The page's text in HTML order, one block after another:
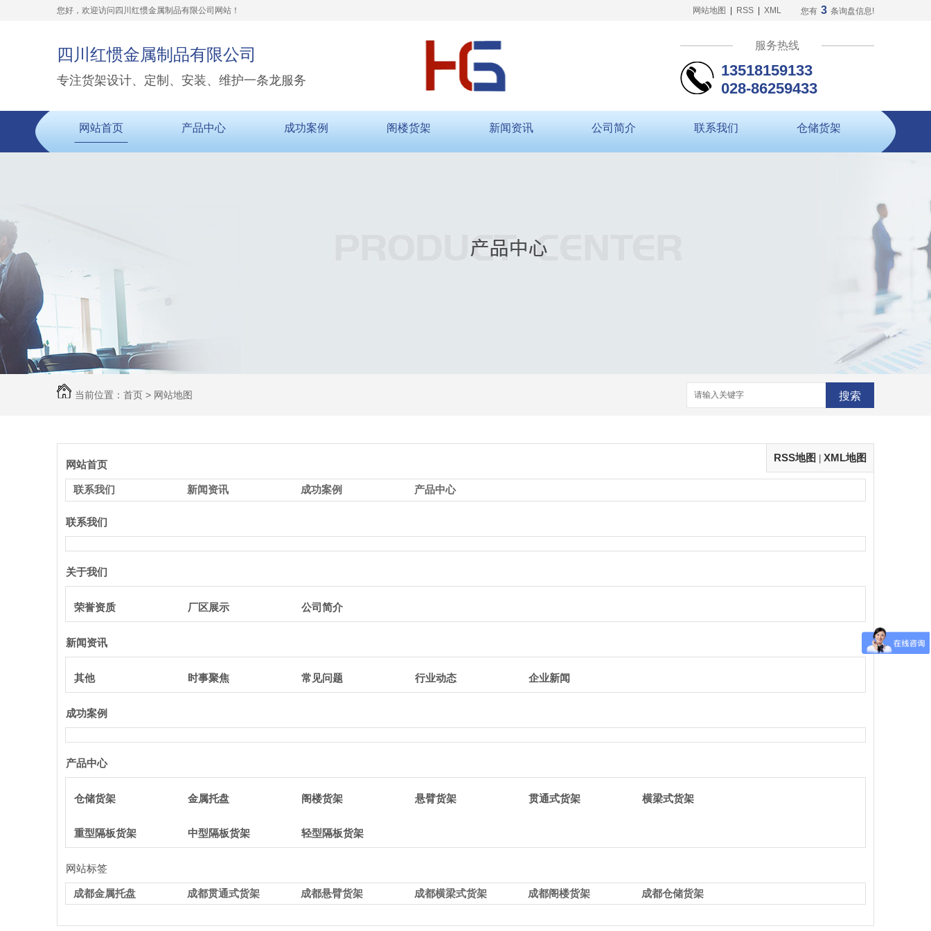
您好，欢迎访问四川红惯金属制品有限公司网站！ 网站地图 RSS XML 您有 3 条询盘信息!
四川红惯金属制品有限公司
专注货架设计、定制、安装、维护一条龙服务
服务热线
13518159133
028-86259433
网站首页 产品中心 成功案例 阁楼货架 新闻资讯 公司简介 联系我们 仓储货架
当前位置： 首页 > 网站地图 搜索
RSS地图 XML地图
网站首页
联系我们 新闻资讯 成功案例 产品中心
联系我们
关于我们
荣誉资质 厂区展示 公司简介
新闻资讯
其他 时事聚焦 常见问题 行业动态 企业新闻
成功案例
产品中心
仓储货架 金属托盘 阁楼货架 悬臂货架 贯通式货架 横梁式货架
重型隔板货架 中型隔板货架 轻型隔板货架
网站标签
成都金属托盘 成都贯通式货架 成都悬臂货架 成都横梁式货架 成都阁楼货架 成都仓储货架